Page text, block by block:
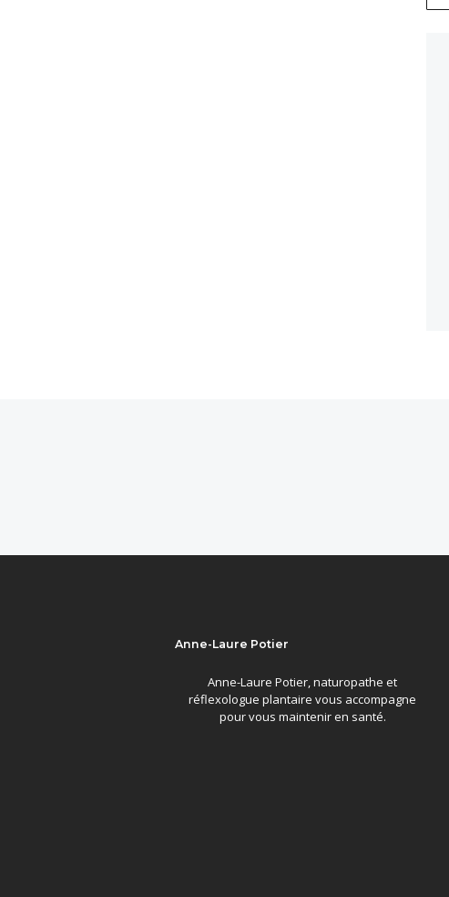
Anne-Laure Potier
Anne-Laure Potier, naturopathe et
réflexologue plantaire vous accompagne
pour vous maintenir en santé.